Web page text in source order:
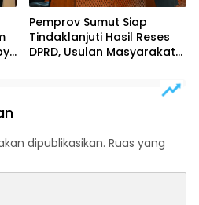
Pemprov Sumut Siap
Tindaklanjuti Hasil Reses
DPRD, Usulan Masyarakat
dipublikasikan. Ruas yang